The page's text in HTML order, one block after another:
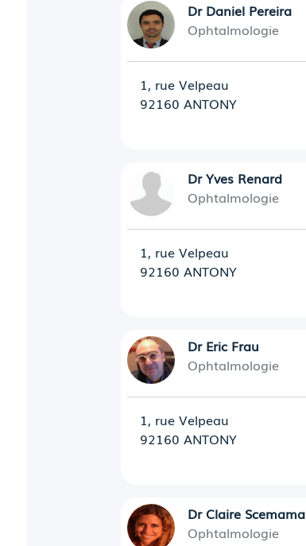
Dr Daniel Pereira
Ophtalmologie
1, rue Velpeau
92160 ANTONY
Dr Yves Renard
Ophtalmologie
1, rue Velpeau
92160 ANTONY
Dr Eric Frau
Ophtalmologie
1, rue Velpeau
92160 ANTONY
Dr Claire Scemama
Ophtalmologie